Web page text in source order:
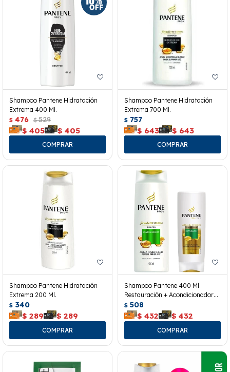
Shampoo Pantene Hidratación
Extrema 400 Ml.
$ 476 $ 529
$ 405 $ 405
Shampoo Pantene Hidratación
Extrema 700 Ml.
$ 757
$ 643 $ 643
Shampoo Pantene Hidratación
Extrema 200 Ml.
$ 340
$ 289 $ 289
Shampoo Pantene 400 Ml
Restauración + Acondicionador
200 Ml.
$ 508
$ 432 $ 432